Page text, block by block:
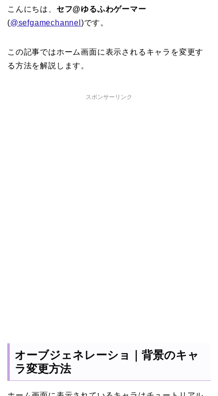
こんにちは、 セフ@ゆるふわゲーマー
(@sefgamechannel )です。
この記事ではホーム画面に表示されるキャラを変更す
る方法を解説します。
スポンサーリンク
オーブジェネレーショ｜背景のキャ
ラ変更方法